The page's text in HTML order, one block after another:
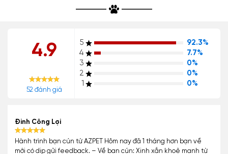
4.9
52 đánh giá
5
92.3%
4
7.7%
3
0%
2
0%
1
0%
Đinh Công Lợi
Hành trình bạn cún từ AZPET Hôm nay đã 1 tháng hơn bạn về
mới có dịp gửi feedback. – Về bạn cún: Xinh xắn khoẻ mạnh từ